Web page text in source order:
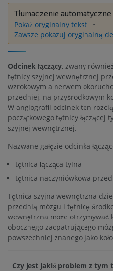
Tłumaczenie automatyczne
Pokaż oryginalny tekst
Zawsze pokazuj oryginalną
Odcinek łączący, zwany
tętnicy szyjnej wewnętrznej
wzrokowym a nerwem
przedniej, na przyśrodkowym
W angiografii odcinek ten
początkowego tętnicy łączącej
szyjnej wewnętrznej.
Nazwane gałęzie odcinka
tętnica łącząca tylna
tętnica naczyniówkowa
Tętnica szyjna wewnętrzna
przednią mózgu i tętnicę
wewnętrzna może otrzymywać
obocznego zaopatrującego
powszechniej znanego jako
Czy jest jakiś problem z tym